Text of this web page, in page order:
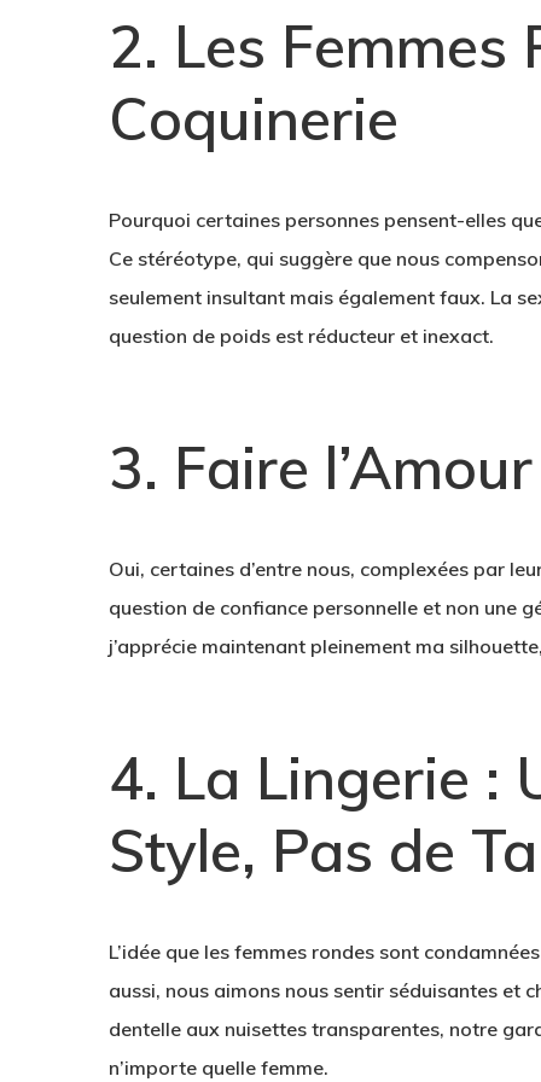
2. Les Femmes
Coquinerie
Pourquoi certaines personnes pensent-elles
Ce stéréotype, qui suggère que nous
seulement insultant mais également faux. La
question de poids est réducteur et inexact.
3. Faire
Oui, certaines d’entre nous, complexées par
question de confiance personnelle et non une
j’apprécie maintenant pleinement ma
4. La Lingerie :
Style, Pas de
L’idée que les femmes rondes sont
aussi, nous aimons nous sentir séduisantes et
dentelle aux nuisettes transparentes, notre
n’importe quelle femme.